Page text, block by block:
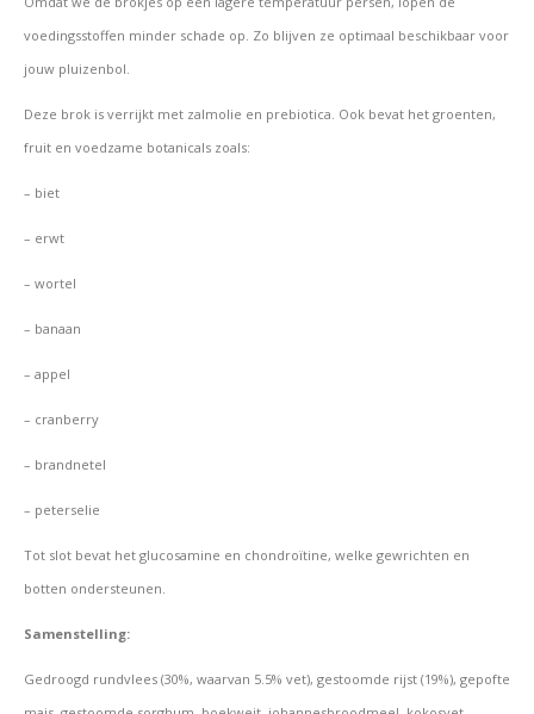
voedingsstoffen minder schade op. Zo blijven ze optimaal beschikbaar voor
jouw pluizenbol.
Deze brok is verrijkt met zalmolie en prebiotica. Ook bevat het groenten,
fruit en voedzame botanicals zoals:
– biet
– erwt
– wortel
– banaan
– appel
– cranberry
– brandnetel
– peterselie
Tot slot bevat het glucosamine en chondroïtine, welke gewrichten en
botten ondersteunen.
Samenstelling:
Gedroogd rundvlees (30%, waarvan 5.5% vet), gestoomde rijst (19%), gepofte